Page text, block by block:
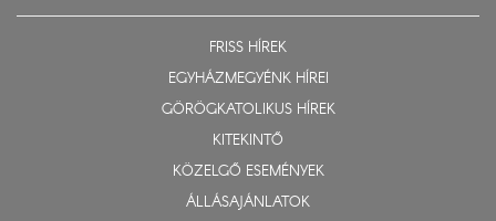
FRISS HÍREK
EGYHÁZMEGYÉNK HÍREI
GÖRÖGKATOLIKUS HÍREK
KITEKINTŐ
KÖZELGŐ ESEMÉNYEK
ÁLLÁSAJÁNLATOK